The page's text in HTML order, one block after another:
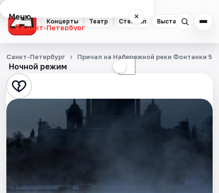
Концерты Театр Стендап Выставки
Меню ×
Санкт-Петербург
Концерты
Театр
Стендап
Выставки
Квесты
Спорт
Ночной режим ☾
Санкт-Петербург Причал на Набережной реки Фонтанки 53